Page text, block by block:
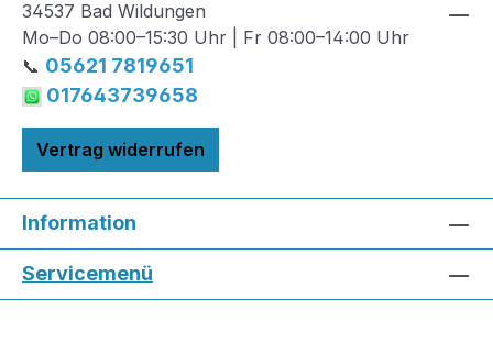
34537 Bad Wildungen
Mo–Do 08:00–15:30 Uhr | Fr 08:00–14:00 Uhr
📞 05621 7819651
017643739658
Vertrag widerrufen
Information
Servicemenü